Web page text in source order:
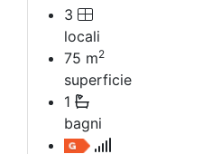
3
locali
75 m2
superficie
1
bagni